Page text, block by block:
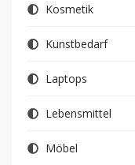
Kosmetik
Kunstbedarf
Laptops
Lebensmittel
Möbel